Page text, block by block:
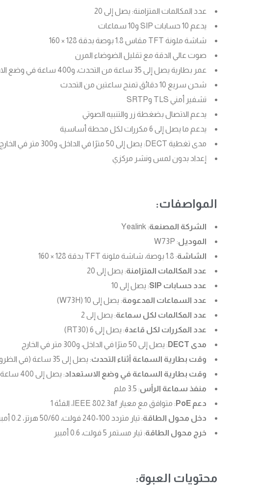
عدد المكالمات المتزامنة: يصل إلى 20
يدعم 10 حسابات SIP و10 سماعات
شاشة ملونة TFT مقاس 1.8 بوصة بدقة 128 × 160
صوت عالي الدقة مع تقليل الضوضاء المرن
عمر بطارية يصل إلى 35 ساعة من التحدث، و400 ساعة في وضع الاستعداد
شحن سريع 10 دقائق تمنح ساعتين من التحدث
تشفير أمني TLS وSRTP
يدعم الاتصال بضغطة زر والتنبيه الصوتي
يدعم ما يصل إلى 6 مكررات لكل محطة أساسية
مدى تغطية DECT: يصل إلى 50 مترًا في الداخل، و300 متر في الخارج
إعداد بدون لمس ونشر مركزي
المواصفات:
الشركة المصنعة: Yealink
الموديل: W73P
الشاشة: 1.8 بوصة، شاشة ملونة TFT بدقة 128 × 160
عدد المكالمات المتزامنة: يصل إلى 20
عدد حسابات SIP
: يصل إلى 10
عدد السماعات المدعومة: يصل إلى 10 (W73H)
عدد المكالمات لكل سماعة: يصل إلى 2
عدد المكررات لكل قاعدة: يصل إلى 6 (RT30)
مدى DECT
: يصل إلى 50 مترًا في الداخل، و300 متر في الخارج
وقت بطارية السماعة أثناء التحدث: يصل إلى 35 ساعة (في الظروف المثالية)
وقت بطارية السماعة في وضع الاستعداد: يصل إلى 400 ساعة (في الظروف المثالية)
منفذ سماعة الرأس: 3.5 ملم
دعم PoE
: متوافق مع معيار IEEE 802.3af، الفئة 1
دخل محول الطاقة: تيار متردد 100-240 فولت، 50/60 هرتز، 0.2 أمبير
خرج محول الطاقة: تيار مستمر 5 فولت، 0.6 أمبير
محتويات العبوة: